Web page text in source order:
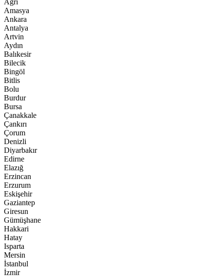
Ağrı
Amasya
Ankara
Antalya
Artvin
Aydın
Balıkesir
Bilecik
Bingöl
Bitlis
Bolu
Burdur
Bursa
Çanakkale
Çankırı
Çorum
Denizli
Diyarbakır
Edirne
Elazığ
Erzincan
Erzurum
Eskişehir
Gaziantep
Giresun
Gümüşhane
Hakkari
Hatay
Isparta
Mersin
İstanbul
İzmir